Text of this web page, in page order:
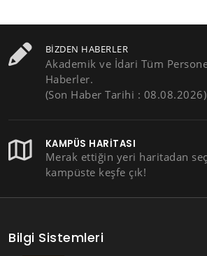
BIZDEN HABERLER
Akademik ve İdari Tüm
Haberler.
(Son Haber Tarihi : 08.08.2026)
KAMPÜS HARITASI
Merak ettiğin yeri haritadan
kampüste keşfe çık!
Bilgi Sistemleri